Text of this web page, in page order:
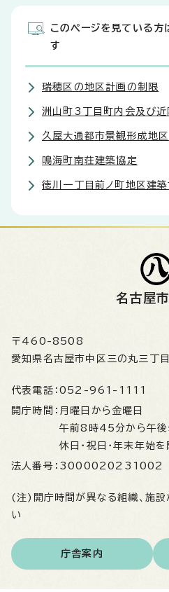
このページを見ている方
す
瑞穂区の地区計画の制限
洲山町3丁目町内会及び近
久屋大通都市景観形成地区
鳴海町南荘建築協定
徳川一丁目前ノ町地区建築
名古屋
〒460-8508
愛知県名古屋市中区三の丸三丁
代表電話： 052-961-1111
開庁時間： 月曜日から金曜日
午前8時45分から午
休日・祝日・年末年始を
法人番号： 3000020231002
(注)開庁時間が異なる組織、施設
い
庁舎案内